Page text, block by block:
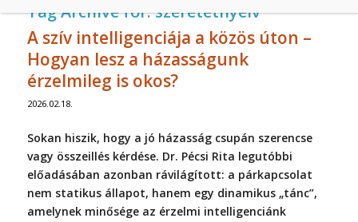
Tag Archive for:szeretetnyelv
A szív intelligenciája a közös úton –
Hogyan lesz a házasságunk
érzelmileg is okos?
2026.02.18.
Sokan hiszik, hogy a jó házasság csupán szerencse
vagy összeillés kérdése. Dr. Pécsi Rita legutóbbi
előadásában azonban rávilágított: a párkapcsolat
nem statikus állapot, hanem egy dinamikus „tánc”,
amelynek minősége az érzelmi intelligenciánk